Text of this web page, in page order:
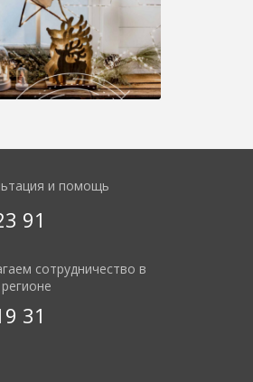
и помощь
91
сотрудничество в
31